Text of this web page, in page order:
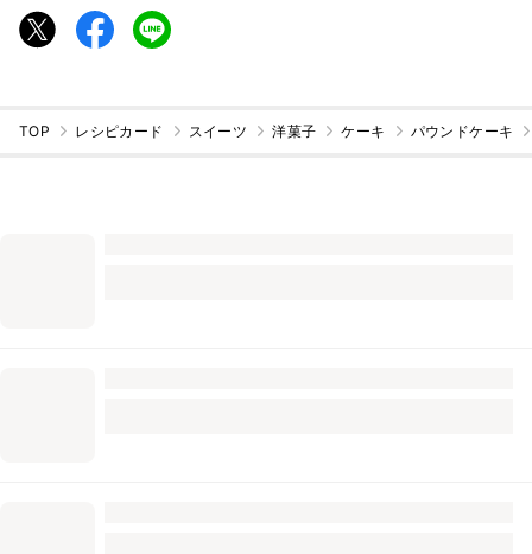
TOP レシピカード スイーツ 洋菓子 ケーキ パウンドケーキ